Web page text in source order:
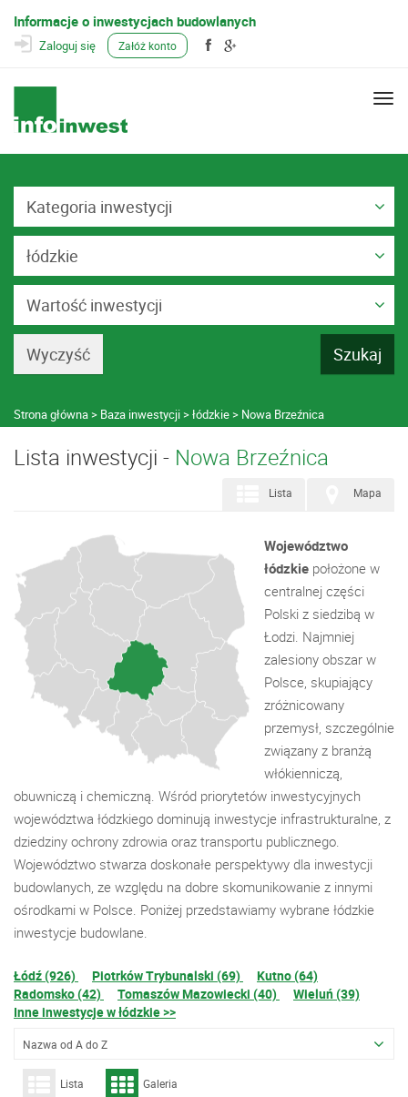
Informacje o inwestycjach budowlanych
Zaloguj się Załóż konto
Kategoria inwestycji
łódzkie
Wartość inwestycji
Strona główna Baza inwestycji łódzkie Nowa Brzeźnica
Lista inwestycji - Nowa Brzeźnica
Mapa
Lista
Województwo
łódzkie położone w
centralnej części
Polski z siedzibą w
Łodzi. Najmniej
zalesiony obszar w
Polsce, skupiający
zróżnicowany
przemysł, szczególnie
związany z branżą
włókienniczą,
obuwniczą i chemiczną. Wśród priorytetów inwestycyjnych
województwa łódzkiego dominują inwestycje infrastrukturalne, z
dziedziny ochrony zdrowia oraz transportu publicznego.
Województwo stwarza doskonałe perspektywy dla inwestycji
budowlanych, ze względu na dobre skomunikowanie z innymi
ośrodkami w Polsce. Poniżej przedstawiamy wybrane łódzkie
inwestycje budowlane.
Łódź (926) Piotrków Trybunalski (69)
Kutno (64)
Radomsko (42)
Tomaszów Mazowiecki (40)
Wieluń (39)
Inne inwestycje w łódzkie >>
Nazwa od A do Z
Lista Galeria